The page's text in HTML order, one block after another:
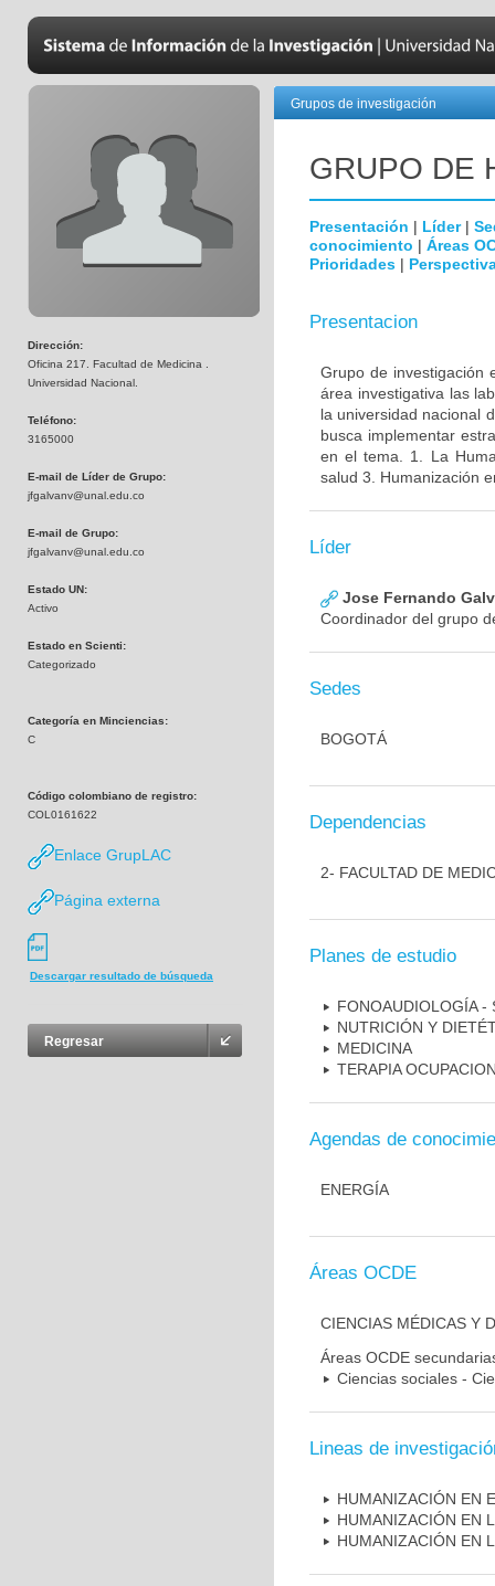
Dirección:
Oficina 217. Facultad de Medicina .
Universidad Nacional.
Teléfono:
3165000
E-mail de Líder de Grupo:
jfgalvanv@unal.edu.co
E-mail de Grupo:
jfgalvanv@unal.edu.co
Estado UN:
Activo
Estado en Scienti:
Categorizado
Categoría en Minciencias:
C
Código colombiano de registro:
COL0161622
Enlace GrupLAC
Página externa
Descargar resultado de búsqueda
Regresar
Grupos de investigación
GRUPO DE
Presentación | Líder|
conocimiento | Áreas
Prioridades |
Presentacion
Grupo de investigación
área investigativa las
la universidad nacional
busca implementar
en el tema. 1. La
salud 3. Humanización
Líder
Jose Fernando
Coordinador del grupo
Sedes
BOGOTÁ
Dependencias
2- FACULTAD DE
Planes de estudio
FONOAUDIOLOGÍA -
NUTRICIÓN Y
MEDICINA
TERAPIA
Agendas de
ENERGÍA
Áreas OCDE
CIENCIAS MÉDICAS Y
Áreas OCDE
Ciencias sociales -
Lineas de
HUMANIZACIÓN EN
HUMANIZACIÓN EN
HUMANIZACIÓN EN